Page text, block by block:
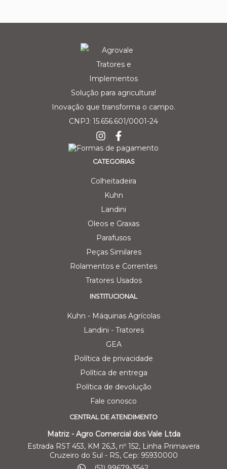
Solução para agricultura!
Inovação que transforma o campo.
CNPJ: 15.656.601/0001-24
CATEGORIAS
Colheitadeira
Kuhn
Landini
Oleos e Graxas
Parafusos
Peças Similares
Rolamentos e Correntes
Tratores Usados
INSTITUCIONAL
Kuhn - Máquinas Agrícolas
Landini - Tratores
GEA
Política de privacidade
Política de entrega
Política de devolução
Fale conosco
CENTRAL DE ATENDIMENTO
Matriz - Agro Comercial dos Vale Ltda
Estrada RST 453, KM 26,3, nº 152, Linha Primavera
Cruzeiro do Sul - RS, Cep: 95930000